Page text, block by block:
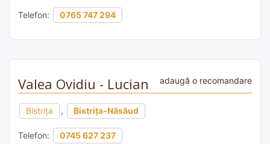
Telefon: 0765 747 294
Valea Ovidiu - Lucian adaugă o recomandare
Bistrița , Bistrița-Năsăud
Telefon: 0745 627 237